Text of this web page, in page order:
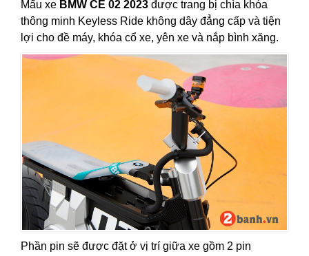
Mẩu xe BMW CE 02 2023 được trang bị chìa khóa
thông minh Keyless Ride không dây đẳng cấp và tiện
lợi cho đề máy, khóa cổ xe, yên xe và nắp bình xăng.
Phần pin sẽ được đặt ở vị trí giữa xe gồm 2 pin